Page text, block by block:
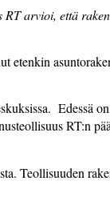
arvioi, että
etenkin
Edessä
RT:n
Teollisuuden